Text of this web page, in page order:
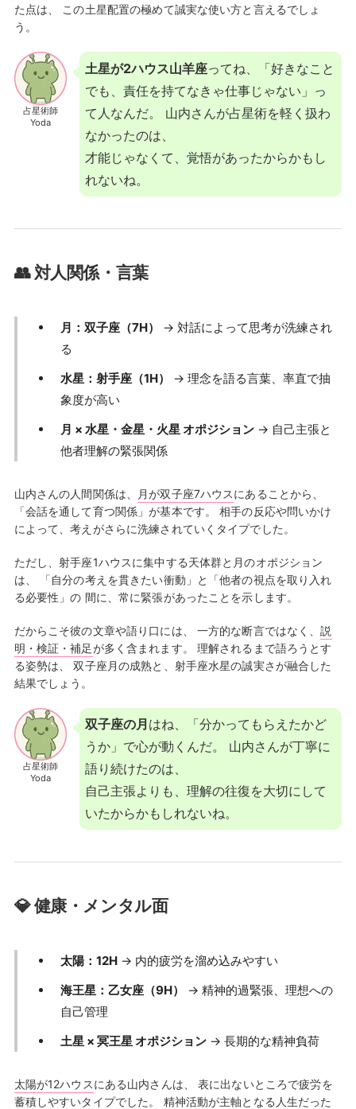
た点は、 この土星配置の極めて誠実な使い方と言えるでしょ
う。
占星術師
Yoda
土星が2ハウス山羊座ってね、「好きなこと
でも、責任を持てなきゃ仕事じゃない」っ
て人なんだ。 山内さんが占星術を軽く扱わ
なかったのは、
才能じゃなくて、覚悟があったからかもし
れないね。
👥 対人関係・言葉
月：双子座（7H）
→ 対話によって思考が洗練され
る
水星：射手座（1H）
→ 理念を語る言葉、率直で抽
象度が高い
月 × 水星・金星・火星 オポジション→ 自己主張と
他者理解の緊張関係
山内さんの人間関係は、 月が双子座7ハウスにあることから、
「会話を通して育つ関係」が基本です。 相手の反応や問いかけ
によって、考えがさらに洗練されていくタイプでした。
ただし、射手座1ハウスに集中する天体群と月のオポジション
は、 「自分の考えを貫きたい衝動」と「他者の視点を取り入れ
る必要性」の 間に、常に緊張があったことを示します。
だからこそ彼の文章や語り口には、 一方的な断言ではなく、説
明・検証・補足が多く含まれます。 理解されるまで語ろうとす
る姿勢は、 双子座月の成熟と、射手座水星の誠実さが融合した
結果でしょう。
占星術師
Yoda
双子座の月 はね、「分かってもらえたかど
うか」で心が動くんだ。 山内さんが丁寧に
語り続けたのは、
自己主張よりも、理解の往復を大切にして
いたからかもしれないね。
💎 健康・メンタル面
太陽：12H→ 内的疲労を溜め込みやすい
海王星：乙女座（9H）
→ 精神的過緊張、理想への
自己管理
土星 × 冥王星 オポジション→ 長期的な精神負荷
太陽が12ハウスにある山内さんは、 表に出ないところで疲労を
蓄積しやすいタイプでした。 精神活動が主軸となる人生だった